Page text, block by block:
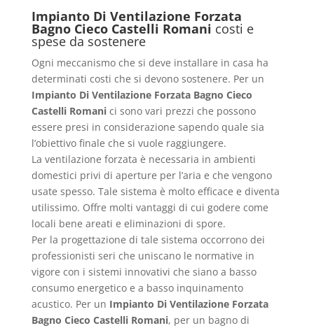
Impianto Di Ventilazione Forzata
Bagno Cieco Castelli Romani costi e
spese da sostenere
Ogni meccanismo che si deve installare in casa ha
determinati costi che si devono sostenere. Per un
Impianto Di Ventilazione Forzata Bagno Cieco
Castelli Romanici sono vari prezzi che possono
essere presi in considerazione sapendo quale sia
l’obiettivo finale che si vuole raggiungere.
La ventilazione forzata è necessaria in ambienti
domestici privi di aperture per l’aria e che vengono
usate spesso. Tale sistema è molto efficace e diventa
utilissimo. Offre molti vantaggi di cui godere come
locali bene areati e eliminazioni di spore.
Per la progettazione di tale sistema occorrono dei
professionisti seri che uniscano le normative in
vigore con i sistemi innovativi che siano a basso
consumo energetico e a basso inquinamento
acustico. Per un Impianto Di Ventilazione Forzata
Bagno Cieco Castelli Romani, per un bagno di